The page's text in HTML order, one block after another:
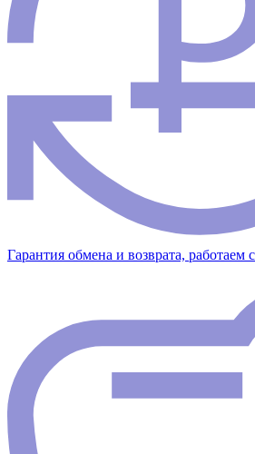
Гарантия обмена и возврата, работаем